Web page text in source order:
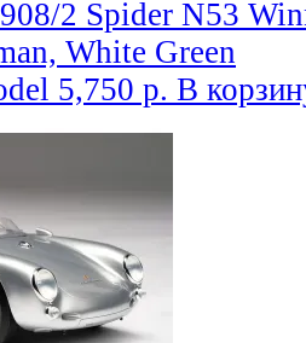
2 Spider N53
White Green
5,750 р. В